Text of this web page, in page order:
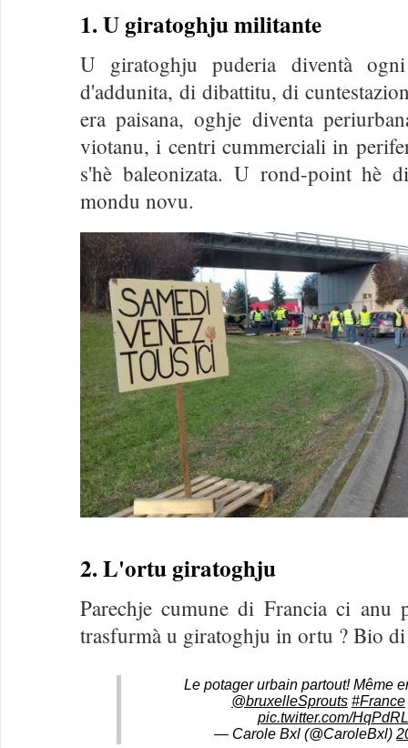
1. U giratoghju militante
U giratoghju puderia diventà
d'addunita, di dibattitu, di
era paisana, oghje diventa
viotanu, i centri cummerciali in
s'hè baleonizata. U rond-point hè
mondu novu.
2. L'ortu giratoghju
Parechje cumune di Francia ci anu
trasfurmà u giratoghju in ortu ? Bio
Le potager urbain partout! Même
@bruxelleSprouts #France
pic.twitter.com/
— Carole Bxl (@CaroleBxl)